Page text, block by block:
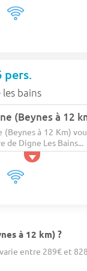
pers.
bains
(Beynes à 12
(Beynes à 12 Km)
de Digne Les Bains...
à 12 km) ?
entre 289€ et